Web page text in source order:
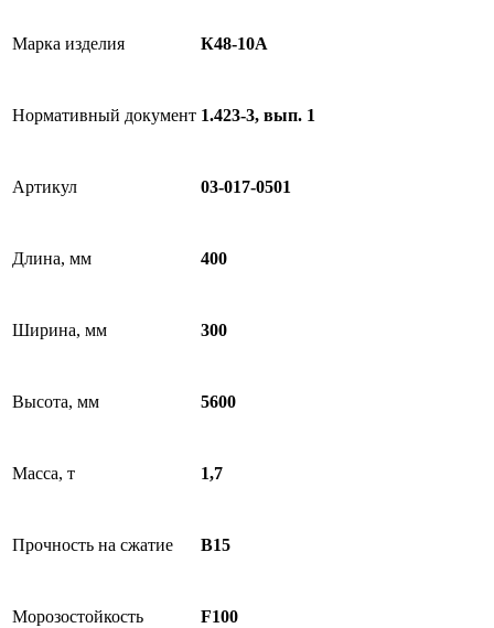
Марка изделия К48-10А
Нормативный документ 1.423-3, вып. 1
Артикул 03-017-0501
Длина, мм 400
Ширина, мм 300
Высота, мм 5600
Масса, т 1,7
Прочность на сжатие В15
Морозостойкость F100